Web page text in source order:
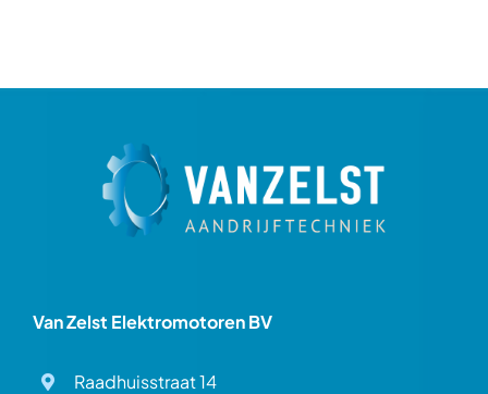
Van Zelst Elektromotoren BV
Raadhuisstraat 14